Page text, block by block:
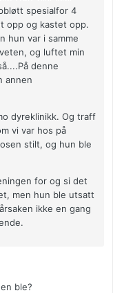
spesialfor 4
opp og kastet opp.
hun var i samme
og luftet min
denne
annen
dyreklinikk. Og traff
vi var hos på
stilt, og hun ble
for og si det
men hun ble utsatt
ikke en gang
ble?